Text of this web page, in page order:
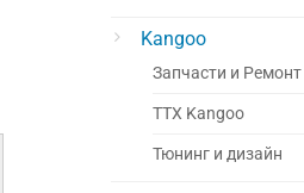
Kangoo
Запчасти и Ремонт
ТТХ Kangoo
Тюнинг и дизайн